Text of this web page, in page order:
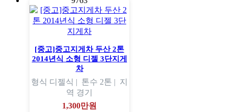
[중고]중고지게차 두산 2톤
2014년식 소형 디젤 3단지게
차
형식 디젤식 | 톤수 2톤 | 지
역 경기
1,300만원